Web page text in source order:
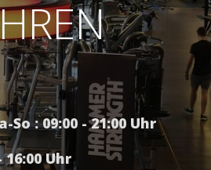
: 09:00 - 21:00 Uhr
16:00 Uhr